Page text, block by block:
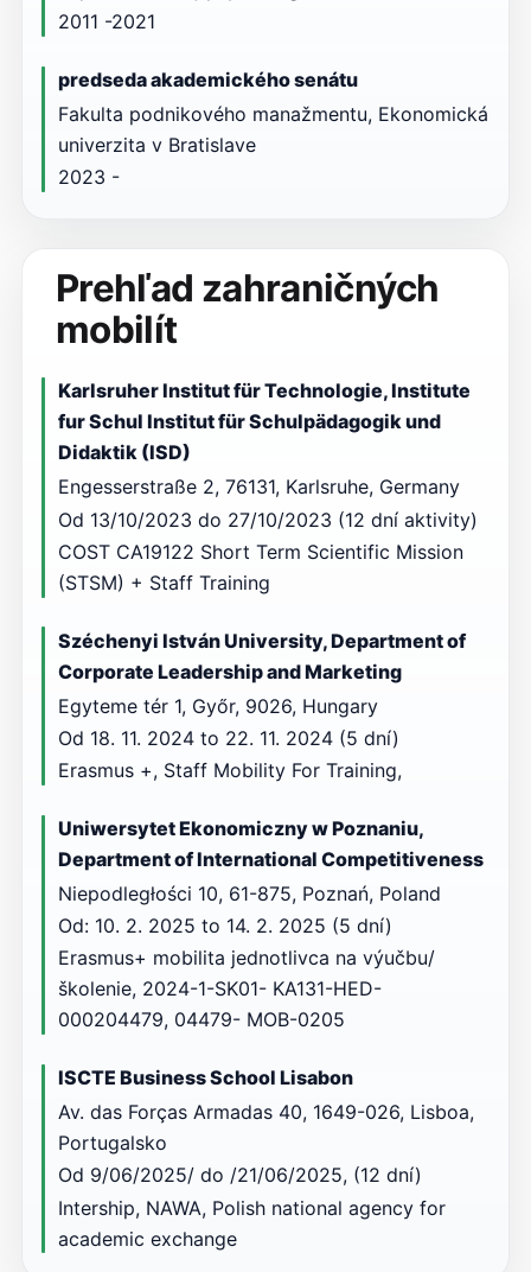
2011 -2021
predseda akademického senátu
Fakulta podnikového manažmentu, Ekonomická
univerzita v Bratislave
2023 -
Prehľad zahraničných
mobilít
Karlsruher Institut für Technologie, Institute
fur Schul Institut für Schulpädagogik und
Didaktik (ISD)
Engesserstraße 2, 76131, Karlsruhe, Germany
Od 13/10/2023 do 27/10/2023 (12 dní aktivity)
COST CA19122 Short Term Scientific Mission
(STSM) + Staff Training
Széchenyi István University, Department of
Corporate Leadership and Marketing
Egyteme tér 1, Győr, 9026, Hungary
Od 18. 11. 2024 to 22. 11. 2024 (5 dní)
Erasmus +, Staff Mobility For Training,
Uniwersytet Ekonomiczny w Poznaniu,
Department of International Competitiveness
Niepodległości 10, 61-875, Poznań, Poland
Od: 10. 2. 2025 to 14. 2. 2025 (5 dní)
Erasmus+ mobilita jednotlivca na výučbu/
školenie, 2024-1-SK01- KA131-HED-
000204479, 04479- MOB-0205
ISCTE Business School Lisabon
Av. das Forças Armadas 40, 1649-026, Lisboa,
Portugalsko
Od 9/06/2025/ do /21/06/2025, (12 dní)
Intership, NAWA, Polish national agency for
academic exchange